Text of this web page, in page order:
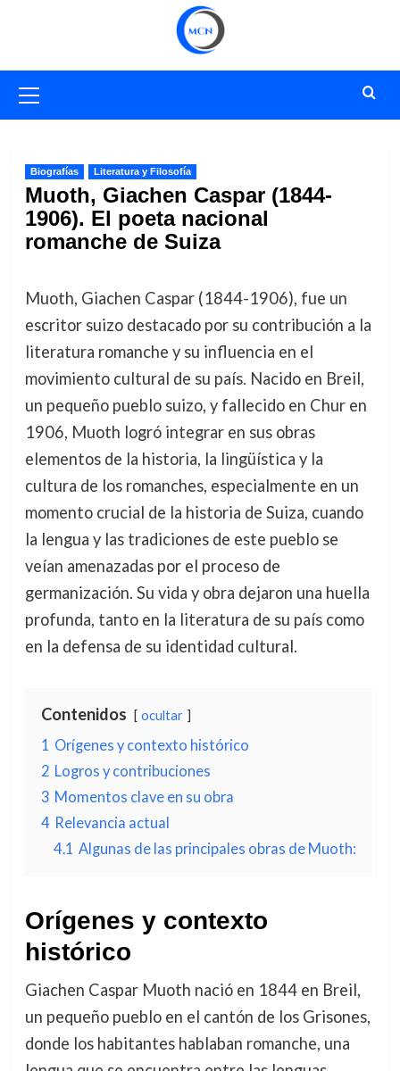
primario
Biografías Literatura y Filosofía
Muoth, Giachen Caspar (1844-
1906). El poeta nacional
romanche de Suiza
Muoth, Giachen Caspar (1844-1906), fue un
escritor suizo destacado por su contribución a la
literatura romanche y su influencia en el
movimiento cultural de su país. Nacido en Breil,
un pequeño pueblo suizo, y fallecido en Chur en
1906, Muoth logró integrar en sus obras
elementos de la historia, la lingüística y la
cultura de los romanches, especialmente en un
momento crucial de la historia de Suiza, cuando
la lengua y las tradiciones de este pueblo se
veían amenazadas por el proceso de
germanización. Su vida y obra dejaron una huella
profunda, tanto en la literatura de su país como
en la defensa de su identidad cultural.
Contenidos ocultar
1 Orígenes y contexto histórico
2 Logros y contribuciones
3 Momentos clave en su obra
4 Relevancia actual
4.1 Algunas de las principales obras de Muoth:
Orígenes y contexto
histórico
Giachen Caspar Muoth nació en 1844 en Breil,
un pequeño pueblo en el cantón de los Grisones,
donde los habitantes hablaban romanche, una